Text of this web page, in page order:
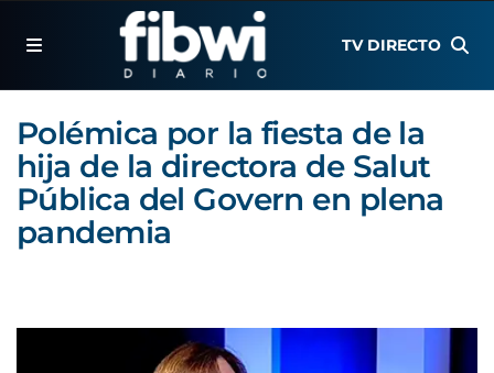
TV DIRECTO
Polémica por la fiesta de la
hija de la directora de Salut
Pública del Govern en plena
pandemia